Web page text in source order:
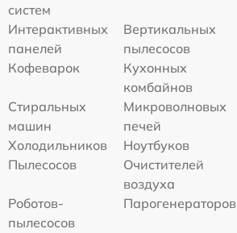
систем
Интерактивных
панелей
Вертикальных
пылесосов
Кофеварок
Кухонных
комбайнов
Стиральных
машин
Микроволновых
печей
Холодильников
Ноутбуков
Пылесосов
Очистителей
воздуха
Роботов-
пылесосов
Парогенераторов